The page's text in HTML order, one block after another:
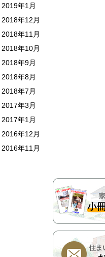
2019年1月
2018年12月
2018年11月
2018年10月
2018年9月
2018年8月
2018年7月
2017年3月
2017年1月
2016年12月
2016年11月